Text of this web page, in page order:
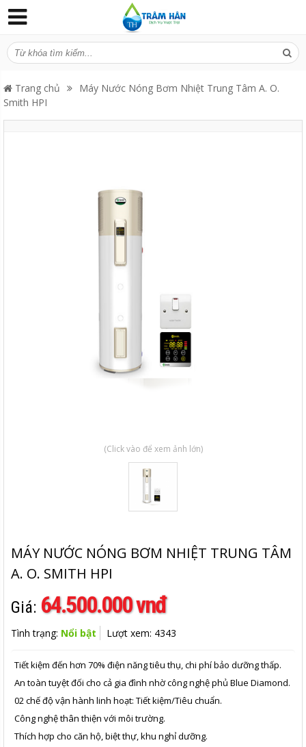
Trang chủ
Máy Nước Nóng Bơm Nhiệt Trung Tâm A. O.
Smith HPI
(Click vào để xem ảnh lớn)
MÁY NƯỚC NÓNG BƠM NHIỆT TRUNG TÂM
A. O. SMITH HPI
Giá: 64.500.000 vnđ
Tình trạng: Nổi bật Lượt xem: 4343
Tiết kiệm đến hơn 70% điện năng tiêu thụ, chi phí bảo dưỡng thấp.
An toàn tuyệt đối cho cả gia đình nhờ công nghệ phủ Blue Diamond.
02 chế độ vận hành linh hoạt: Tiết kiệm/Tiêu chuẩn.
Công nghệ thân thiện với môi trường.
Thích hợp cho căn hộ, biệt thự, khu nghỉ dưỡng.